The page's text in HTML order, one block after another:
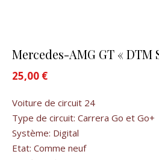
Mercedes-AMG GT « DTM
25,00 €
Voiture de circuit 24
Type de circuit: Carrera Go et Go+
Système: Digital
Etat: Comme neuf